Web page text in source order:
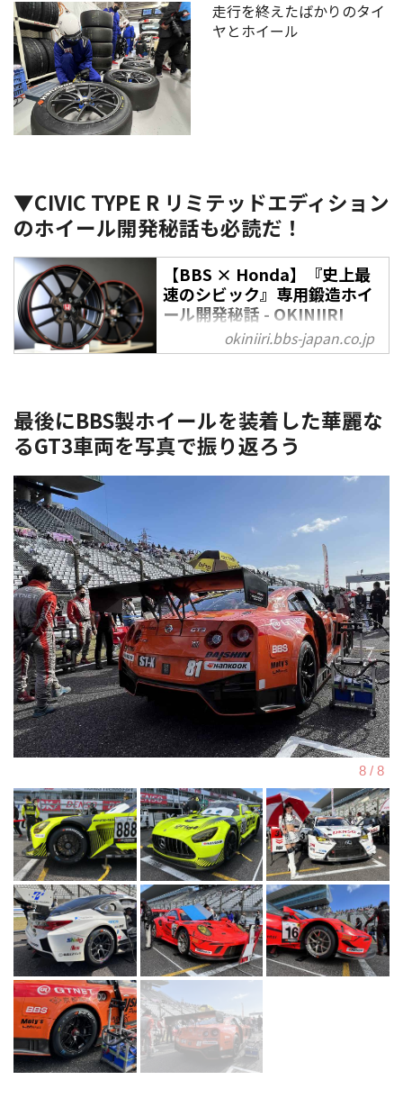
走行を終えたばかりのタイ
ヤとホイール
▼CIVIC TYPE R リミテッドエディション
のホイール開発秘話も必読だ！
【BBS × Honda】『史上最
速のシビック』専用鍛造ホイ
ール開発秘話 - OKINIIRI
ドライバーが意のままに操れる究
「シビック TYPE R リミテッドエ
ディション」として誕生した。そ
ー「BBSジャパン」の協力が不可
ダとBBSがいかにして究極の1台
を作り上げたのか、その背景をご
紹介していこう。
okiniiri.bbs-japan.co.jp
最後にBBS製ホイールを装着した華麗な
るGT3車両を写真で振り返ろう